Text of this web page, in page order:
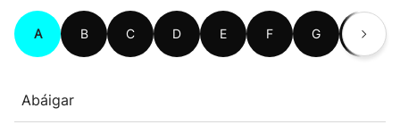
A B C D E F G H
Abáigar